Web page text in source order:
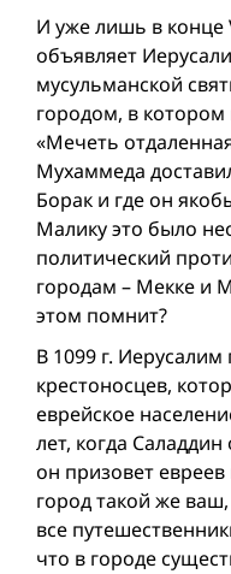
И уже лишь в конце
объявляет
мусульманской
городом, в котором
«Мечеть
Мухаммеда
Борак и где он
Малику это было
политический
городам – Мекке и
этом помнит?
В 1099 г. Иерусалим
крестоносцев,
еврейское
лет, когда
он призовет евреев
город такой же
все
что в городе